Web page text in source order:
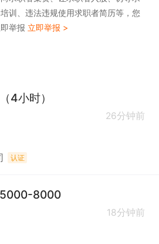
训、违法违规使用求职者简历等，您
举报 立即举报 >
4小时）
26分钟前
认证
5000-8000
18分钟前